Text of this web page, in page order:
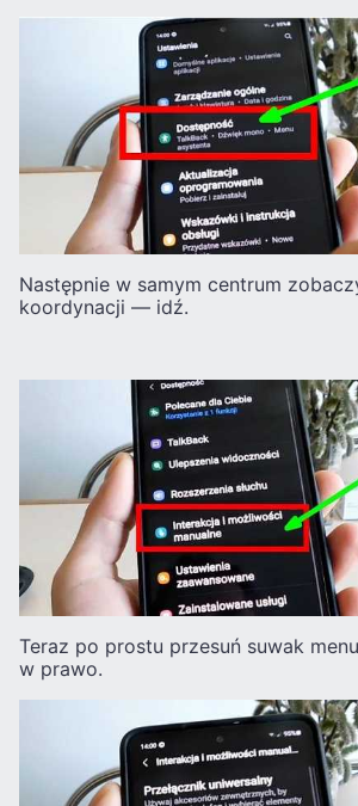
Następnie w samym centrum
koordynacji — idź.
Teraz po prostu przesuń suwak
w prawo.